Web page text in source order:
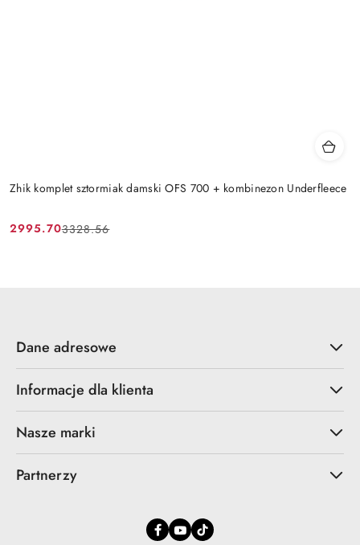
Zhik komplet sztormiak damski OFS 700 + kombinezon Underfleece
Cena
2995.70
Cena
3328.56
Dane adresowe
Informacje dla klienta
Nasze marki
Partnerzy